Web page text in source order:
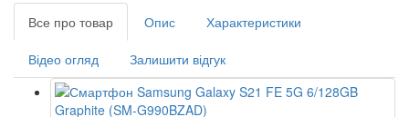
Все про товар Опис Характеристики
Відео огляд Залишити відгук